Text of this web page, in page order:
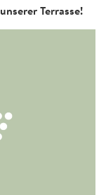
unserer Terrasse!